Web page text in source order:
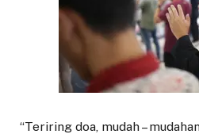
“Teriring doa, mudah –